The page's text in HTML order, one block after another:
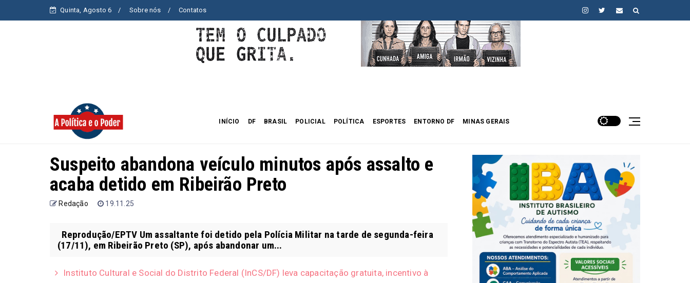
Quinta, Agosto 6 Sobre nós Contatos
INÍCIO DF BRASIL POLICIAL POLÍTICA ESPORTES ENTORNO DF MINAS GERAIS
Suspeito abandona veículo minutos após assalto e
acaba detido em Ribeirão Preto
Redação 19.11.25
Reprodução/EPTV Um assaltante foi detido pela Polícia Militar na tarde de segunda-feira
(17/11), em Ribeirão Preto (SP), após abandonar um...
Instituto Cultural e Social do Distrito Federal (InCS/DF) leva capacitação gratuita, incentivo à